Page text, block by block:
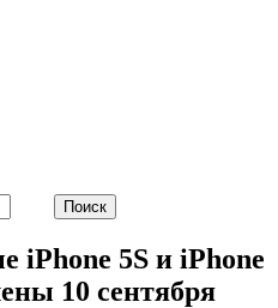
iPhone 5S и iPhone
10 сентября